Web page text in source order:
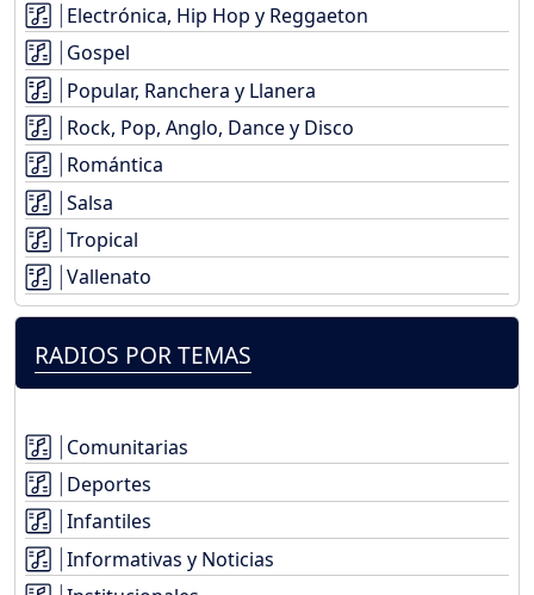
Electrónica, Hip Hop y Reggaeton
Gospel
Popular, Ranchera y Llanera
Rock, Pop, Anglo, Dance y Disco
Romántica
Salsa
Tropical
Vallenato
RADIOS POR TEMAS
Comunitarias
Deportes
Infantiles
Informativas y Noticias